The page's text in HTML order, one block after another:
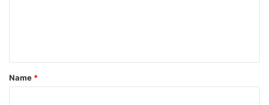
t
*
Name *